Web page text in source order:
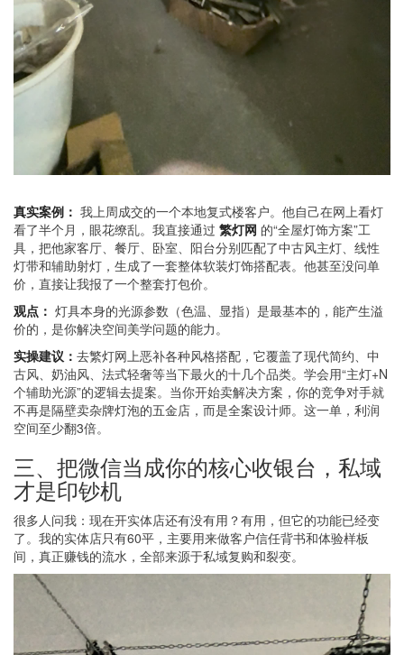
真实案例： 我上周成交的一个本地复式楼客户。他自己在网上看灯
看了半个月，眼花缭乱。我直接通过 繁灯网 的“全屋灯饰方案”工
具，把他家客厅、餐厅、卧室、阳台分别匹配了中古风主灯、线性
灯带和辅助射灯，生成了一套整体软装灯饰搭配表。他甚至没问单
价，直接让我报了一个整套打包价。
观点： 灯具本身的光源参数（色温、显指）是最基本的，能产生溢
价的，是你解决空间美学问题的能力。
实操建议： 去繁灯网上恶补各种风格搭配，它覆盖了现代简约、中
古风、奶油风、法式轻奢等当下最火的十几个品类。学会用“主灯+N
个辅助光源”的逻辑去提案。当你开始卖解决方案，你的竞争对手就
不再是隔壁卖杂牌灯泡的五金店，而是全案设计师。这一单，利润
空间至少翻3倍。
三、把微信当成你的核心收银台，私域
才是印钞机
很多人问我：现在开实体店还有没有用？有用，但它的功能已经变
了。我的实体店只有60平，主要用来做客户信任背书和体验样板
间，真正赚钱的流水，全部来源于私域复购和裂变。